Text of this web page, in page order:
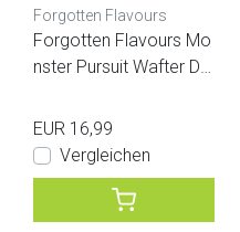
Forgotten Flavours
Forgotten Flavours Mo
nster Pursuit Wafter Du
EUR 16,99
Vergleichen